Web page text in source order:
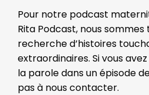
Pour notre podcast
Rita Podcast, nous sommes
recherche d’histoires
extraordinaires. Si vous
la parole dans un épisode
pas à nous contacter.